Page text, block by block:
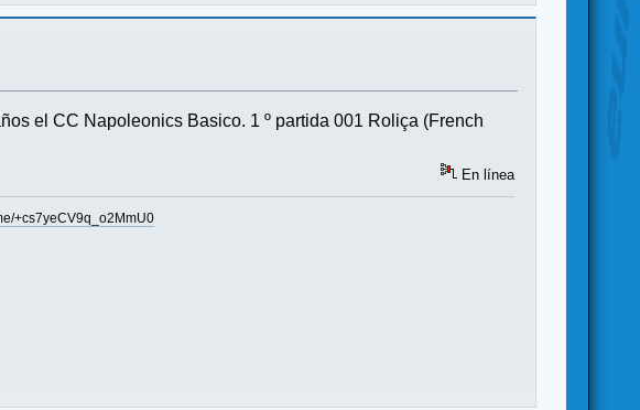
el CC Napoleonics Basico. 1 º partida 001 Roliça (French
En línea
+cs7yeCV9q_o2MmU0